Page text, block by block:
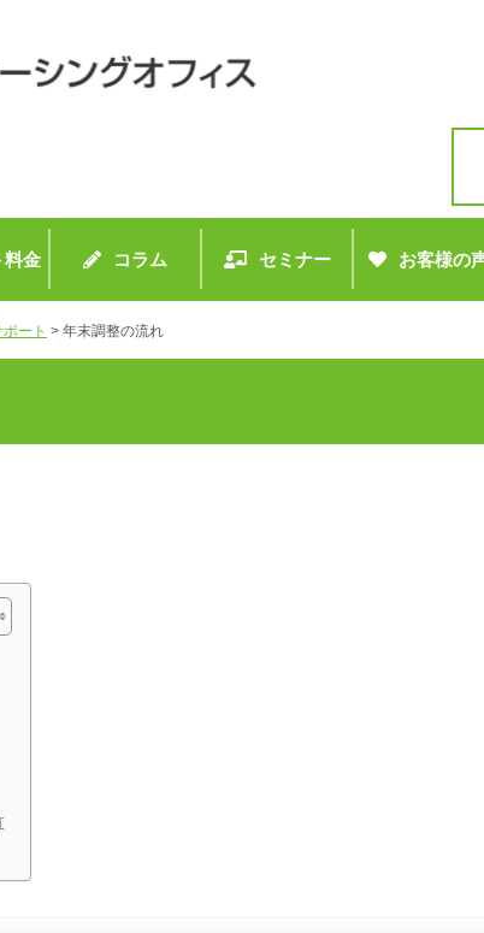
料金 コラム セミナー お客様の
ート > 年末調整の流れ